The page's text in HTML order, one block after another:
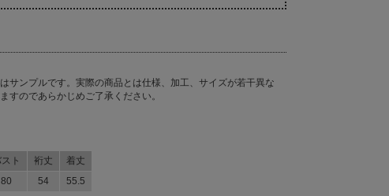
サンプルです。実際の商品とは仕様、加工、サイズが若干異な
すのであらかじめご了承ください。
ト 裄丈
着丈
80 54
55.5